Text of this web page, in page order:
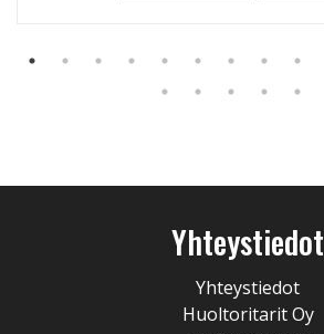
Yhteystiedot
Yhteystiedot
Huoltoritarit Oy